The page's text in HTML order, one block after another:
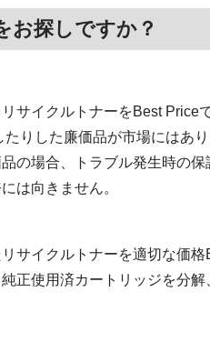
お探しですか？
サイクルトナーをBest Price
りした廉価品が市場にはあ
の場合、トラブル発生時の保
は向きません。
サイクルトナーを適切な価
正使用済カートリッジを分